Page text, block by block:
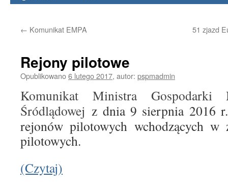
← Komunikat EMPA 51 zjazd
Rejony pilotowe
Opublikowano6 lutego 2017, autor: pspmadmin
Komunikat Ministra
Śródlądowejz dnia 9 sierpnia 2016
rejonów pilotowych wchodzących w
pilotowych.
(Czytaj)